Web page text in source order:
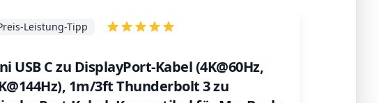
USB C zu DisplayPort-Kabel (4K@60Hz,
1m/3ft Thunderbolt 3 zu
Leistung-Tipp